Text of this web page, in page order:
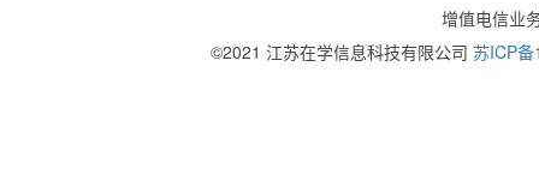
增值电信业
©2021 江苏在学信息科技有限公司 苏ICP